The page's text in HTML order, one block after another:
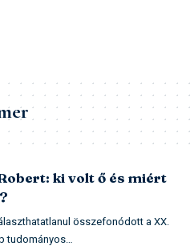
ki volt ő és miért
összefonódott a XX.
tudományos…